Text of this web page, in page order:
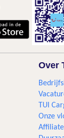
Over
TUI
Onze